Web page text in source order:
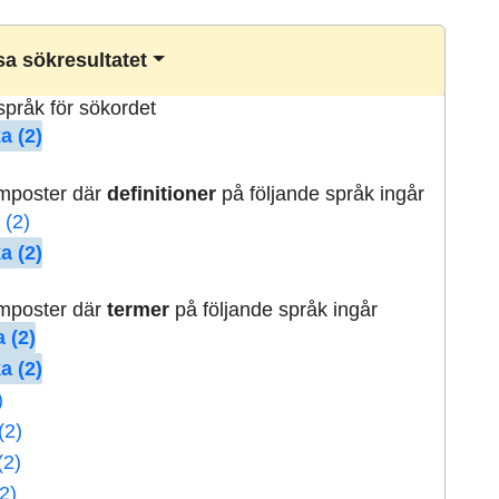
sökresultatet
för sökordet
(2)
därdefinitioner på följande språk ingår
(2)
(2)
därtermer på följande språk ingår
(2)
(2)